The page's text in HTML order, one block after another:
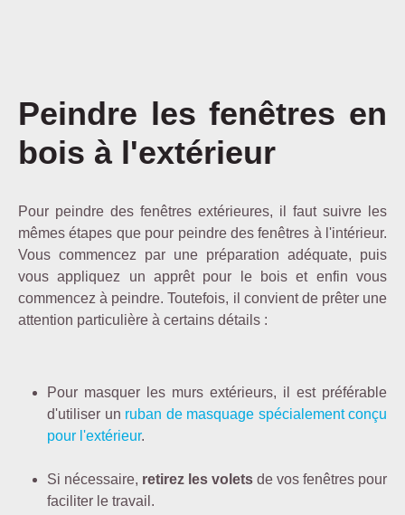
Peindre les fenêtres en
bois à l'extérieur
Pour peindre des fenêtres extérieures, il faut suivre les
mêmes étapes que pour peindre des fenêtres à l'intérieur.
Vous commencez par une préparation adéquate, puis
vous appliquez un apprêt pour le bois et enfin vous
commencez à peindre. Toutefois, il convient de prêter une
attention particulière à certains détails :
Pour masquer les murs extérieurs, il est préférable
d'utiliser un ruban de masquage spécialement conçu
pour l'extérieur.
Si nécessaire, retirez les volets de vos fenêtres pour
faciliter le travail.